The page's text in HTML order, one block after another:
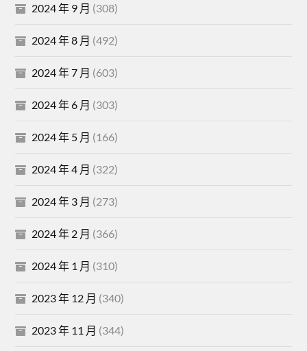
2024 年 9 月 (308)
2024 年 8 月 (492)
2024 年 7 月 (603)
2024 年 6 月 (303)
2024 年 5 月 (166)
2024 年 4 月 (322)
2024 年 3 月 (273)
2024 年 2 月 (366)
2024 年 1 月 (310)
2023 年 12 月 (340)
2023 年 11 月 (344)